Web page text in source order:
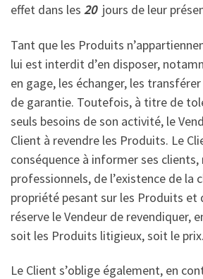
effet dans les 20 jours de leur
Tant que les Produits
lui est interdit d’en disposer,
en gage, les échanger, les
de garantie. Toutefois, à titre de
seuls besoins de son activité, le
Client à revendre les Produits. Le
conséquence à informer ses clients,
professionnels, de l’existence de la
propriété pesant sur les Produits et
réserve le Vendeur de revendiquer,
soit les Produits litigieux, soit le prix.
Le Client s’oblige également, en